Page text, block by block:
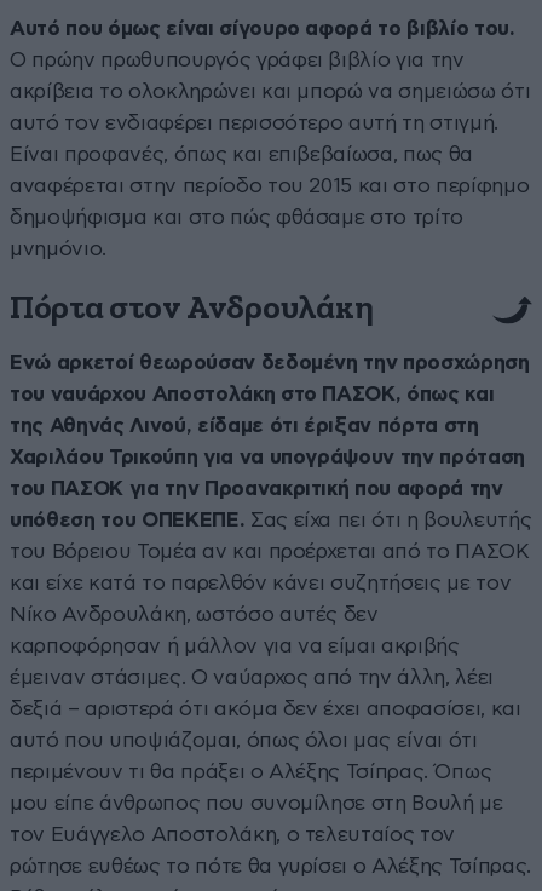
Αυτό που όμως είναι σίγουρο αφορά το βιβλίο του.
Ο πρώην πρωθυπουργός γράφει βιβλίο για την
ακρίβεια το ολοκληρώνει και μπορώ να σημειώσω ότι
αυτό τον ενδιαφέρει περισσότερο αυτή τη στιγμή.
Είναι προφανές, όπως και επιβεβαίωσα, πως θα
αναφέρεται στην περίοδο του 2015 και στο περίφημο
δημοψήφισμα και στο πώς φθάσαμε στο τρίτο
μνημόνιο.
Πόρτα στον Ανδρoυλάκη
Ενώ αρκετοί θεωρούσαν δεδομένη την προσχώρηση
του ναυάρχου Αποστολάκη στο ΠΑΣΟΚ, όπως και
της Αθηνάς Λινού, είδαμε ότι έριξαν πόρτα στη
Χαριλάου Τρικούπη για να υπογράψουν την πρόταση
του ΠΑΣΟΚ για την Προανακριτική που αφορά την
υπόθεση του ΟΠΕΚΕΠΕ. Σας είχα πει ότι η βουλευτής
του Βόρειου Τομέα αν και προέρχεται από το ΠΑΣΟΚ
και είχε κατά το παρελθόν κάνει συζητήσεις με τον
Νίκο Ανδρουλάκη, ωστόσο αυτές δεν
καρποφόρησαν ή μάλλον για να είμαι ακριβής
έμειναν στάσιμες. Ο ναύαρχος από την άλλη, λέει
δεξιά – αριστερά ότι ακόμα δεν έχει αποφασίσει, και
αυτό που υποψιάζομαι, όπως όλοι μας είναι ότι
περιμένουν τι θα πράξει ο Αλέξης Τσίπρας. Όπως
μου είπε άνθρωπος που συνομίλησε στη Βουλή με
τον Ευάγγελο Αποστολάκη, ο τελευταίος τον
ρώτησε ευθέως το πότε θα γυρίσει ο Αλέξης Τσίπρας.